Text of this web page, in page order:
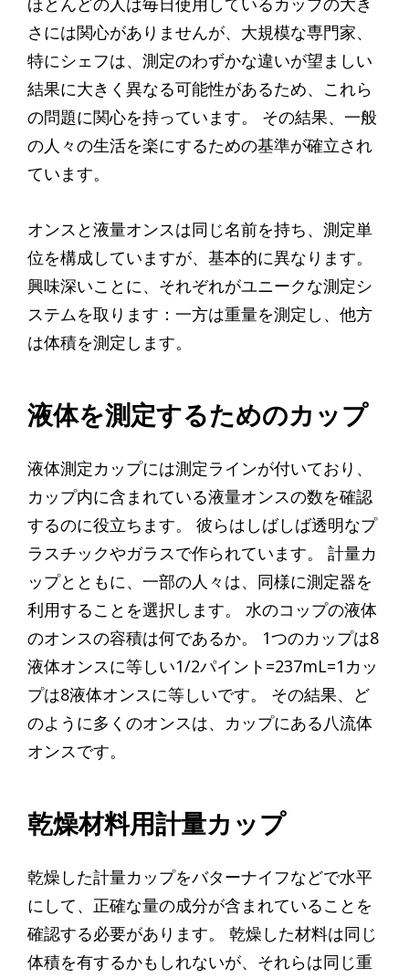
さには関心がありませんが、大規模な専門家、
特にシェフは、測定のわずかな違いが望ましい
結果に大きく異なる可能性があるため、これら
の問題に関心を持っています。 その結果、一般
の人々の生活を楽にするための基準が確立され
ています。
オンスと液量オンスは同じ名前を持ち、測定単
位を構成していますが、基本的に異なります。
興味深いことに、それぞれがユニークな測定シ
ステムを取ります：一方は重量を測定し、他方
は体積を測定します。
液体を測定するためのカップ
液体測定カップには測定ラインが付いており、
カップ内に含まれている液量オンスの数を確認
するのに役立ちます。 彼らはしばしば透明なプ
ラスチックやガラスで作られています。 計量カ
ップとともに、一部の人々は、同様に測定器を
利用することを選択します。 水のコップの液体
のオンスの容積は何であるか。 1つのカップは8
液体オンスに等しい1/2パイント=237mL=1カッ
プは8液体オンスに等しいです。 その結果、ど
のように多くのオンスは、カップにある八流体
オンスです。
乾燥材料用計量カップ
乾燥した計量カップをバターナイフなどで水平
にして、正確な量の成分が含まれていることを
確認する必要があります。 乾燥した材料は同じ
体積を有するかもしれないが、それらは同じ重